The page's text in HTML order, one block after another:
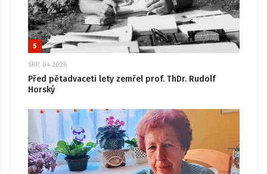
5
SRP, 04 2026
Před pětadvaceti lety zemřel prof. ThDr. Rudolf
Horský